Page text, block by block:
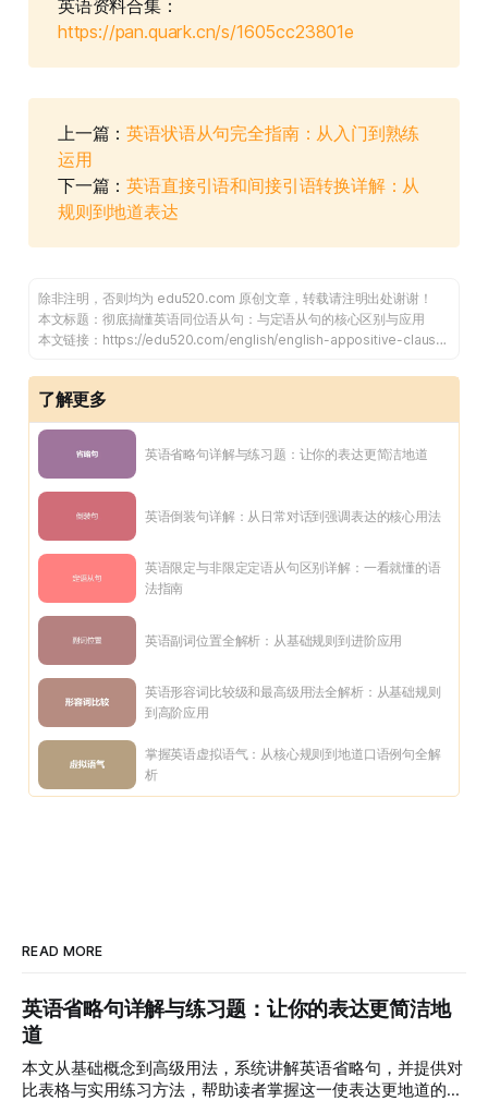
英语资料合集：
https://pan.quark.cn/s/1605cc23801e
上一篇：英语状语从句完全指南：从入门到熟练
运用
下一篇：英语直接引语和间接引语转换详解：从
规则到地道表达
除非注明，否则均为 edu520.com 原创文章，转载请注明出处谢谢！
本文标题： 彻底搞懂英语同位语从句：与定语从句的核心区别与应用
本文链接： https://edu520.com/english/english-appositive-clause-explained/
了解更多
英语省略句详解与练习题：让你的表达更简洁地道
英语倒装句详解：从日常对话到强调表达的核心用法
英语限定与非限定定语从句区别详解：一看就懂的语
法指南
英语副词位置全解析：从基础规则到进阶应用
英语形容词比较级和最高级用法全解析：从基础规则
到高阶应用
掌握英语虚拟语气：从核心规则到地道口语例句全解
析
READ MORE
英语省略句详解与练习题：让你的表达更简洁地
道
本文从基础概念到高级用法，系统讲解英语省略句，并提供对
比表格与实用练习方法，帮助读者掌握这一使表达更地道的技